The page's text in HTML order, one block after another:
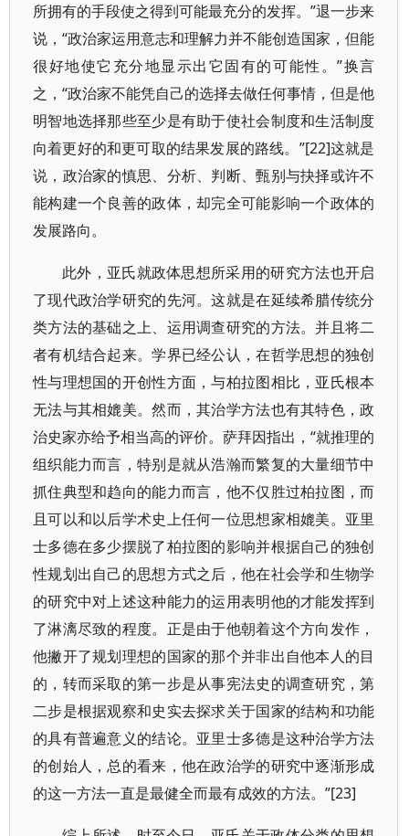
所拥有的手段使之得到可能最充分的发挥。”退一步来
说，“政治家运用意志和理解力并不能创造国家，但能
很好地使它充分地显示出它固有的可能性。”换言
之，“政治家不能凭自己的选择去做任何事情，但是他
明智地选择那些至少是有助于使社会制度和生活制度
向着更好的和更可取的结果发展的路线。”[22]这就是
说，政治家的慎思、分析、判断、甄别与抉择或许不
能构建一个良善的政体，却完全可能影响一个政体的
发展路向。
此外，亚氏就政体思想所采用的研究方法也开启
了现代政治学研究的先河。这就是在延续希腊传统分
类方法的基础之上、运用调查研究的方法。并且将二
者有机结合起来。学界已经公认，在哲学思想的独创
性与理想国的开创性方面，与柏拉图相比，亚氏根本
无法与其相媲美。然而，其治学方法也有其特色，政
治史家亦给予相当高的评价。萨拜因指出，“就推理的
组织能力而言，特别是就从浩瀚而繁复的大量细节中
抓住典型和趋向的能力而言，他不仅胜过柏拉图，而
且可以和以后学术史上任何一位思想家相媲美。亚里
士多德在多少摆脱了柏拉图的影响并根据自己的独创
性规划出自己的思想方式之后，他在社会学和生物学
的研究中对上述这种能力的运用表明他的才能发挥到
了淋漓尽致的程度。正是由于他朝着这个方向发作，
他撇开了规划理想的国家的那个并非出自他本人的目
的，转而采取的第一步是从事宪法史的调查研究，第
二步是根据观察和史实去探求关于国家的结构和功能
的具有普遍意义的结论。亚里士多德是这种治学方法
的创始人，总的看来，他在政治学的研究中逐渐形成
的这一方法一直是最健全而最有成效的方法。”[23]